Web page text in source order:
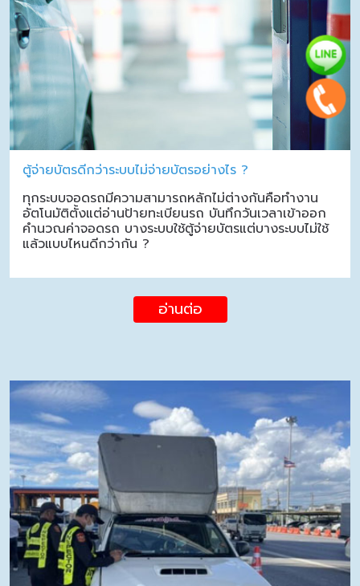
ตู้จ่ายบัตรดีกว่าระบบไม่จ่ายบัตรอย่างไร ?
ทุกระบบจอดรถมีความสามารถหลักไม่ต่างกันคือทำงาน
อัตโนมัติตั้งแต่อ่านป้ายทะเบียนรถ บันทึกวันเวลาเข้าออก
คำนวณค่าจอดรถ บางระบบใช้ตู้จ่ายบัตรแต่บางระบบไม่ใช้
แล้วแบบไหนดีกว่ากัน ?
อ่านต่อ